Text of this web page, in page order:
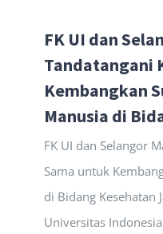
FK UI dan
Tandatangani
Kembangkan
Manusia di
FK UI dan Selangor
Sama untuk
di Bidang Kesehatan
Universitas